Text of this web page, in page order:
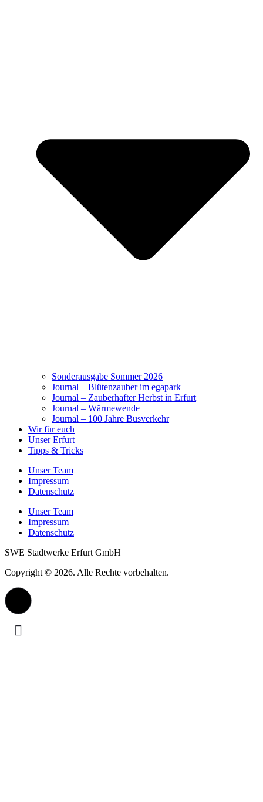
Sonderausgabe Sommer 2026
Journal – Blütenzauber im egapark
Journal – Zauberhafter Herbst in Erfurt
Journal – Wärmewende
Journal – 100 Jahre Busverkehr
Wir für euch
Unser Erfurt
Tipps & Tricks
Unser Team
Impressum
Datenschutz
Unser Team
Impressum
Datenschutz
SWE Stadtwerke Erfurt GmbH
Copyright © 2026. Alle Rechte vorbehalten.